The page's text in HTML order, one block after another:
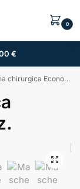
0
€
Economica IIR – 50 pz.